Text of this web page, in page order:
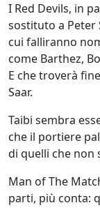
I Red Devils, in
sostituto a Peter
cui falliranno
come Barthez,
E che troverà
Saar.
Taibi sembra
che il portiere
di quelli che non
Man of The
parti, più conta: